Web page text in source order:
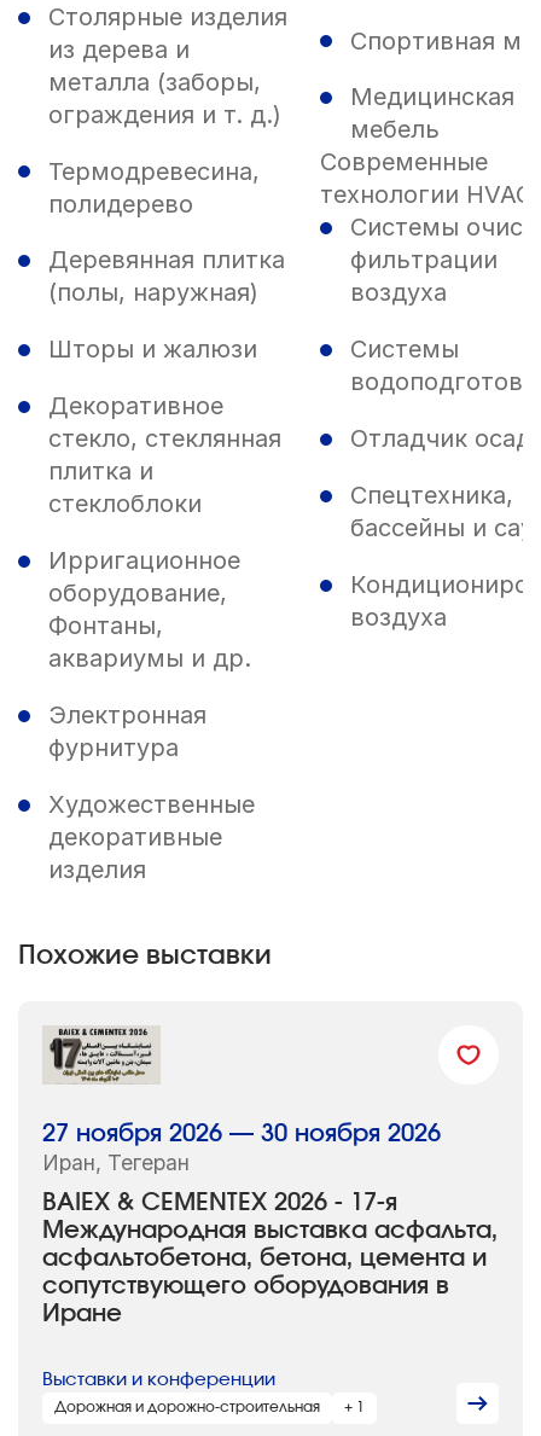
Столярные изделия
из дерева и
металла (заборы,
ограждения и т. д.)
Термодревесина,
полидерево
Деревянная плитка
(полы, наружная)
Шторы и жалюзи
Декоративное
стекло, стеклянная
плитка и
стеклоблоки
Ирригационное
оборудование,
Фонтаны,
аквариумы и др.
Электронная
фурнитура
Художественные
декоративные
изделия
Спортивная
Медицинская
мебель
Современные
технологии HVAC
Системы
фильтрации
воздуха
Системы
Отладчик
Спецтехника,
бассейны и
воздуха
Похожие выставки
BAIEX & CEMENTEX 2026 - 17-я
Международная выставка асфальта,
асфальтобетона, бетона, цемента и
сопутствующего оборудования в
Иране
27 ноября 2026 — 30 ноября 2026
Иран, Тегеран
Выставки и конференции
Дорожная и дорожно-строительная + 1